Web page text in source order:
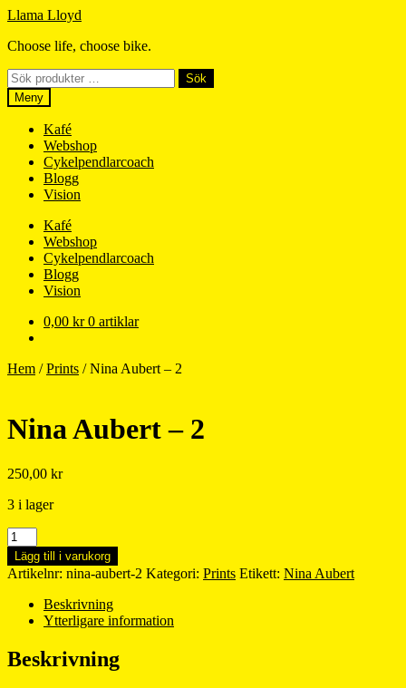
Hoppa
navigering
Hoppa
innehåll
Llama Lloyd
Choose life, choose bike.
Sök
efter:
Sök
Meny
Kafé
Webshop
Cykelpendlarcoach
Blogg
Vision
Kafé
Webshop
Cykelpendlarcoach
Blogg
Vision
0,00 kr 0 artiklar
Hem /Prints /Nina Aubert – 2
Nina Aubert – 2
250,00 kr
3 i lager
Nina
Aubert
-
2
mängd
Lägg till i varukorg
Artikelnr: nina-aubert-2 Kategori: Prints Etikett: Nina Aubert
Beskrivning
Ytterligare information
Beskrivning